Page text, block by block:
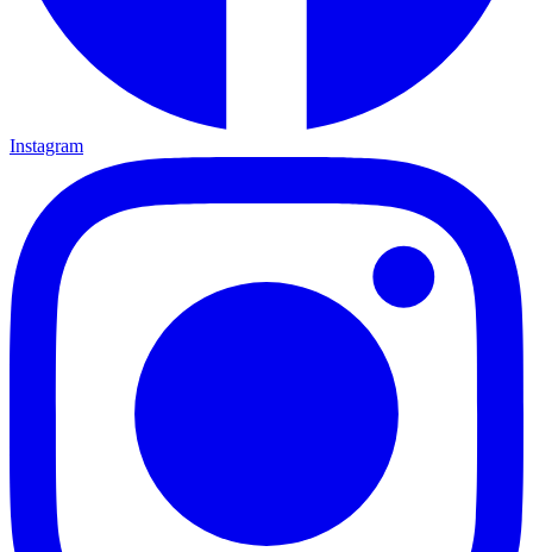
Instagram